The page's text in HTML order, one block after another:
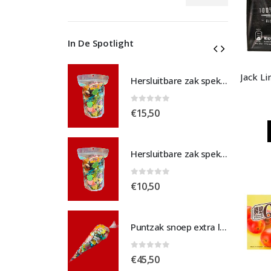
prijs
prijs
In De Spotlight
Hersluitbare zak spek & chocolade large
0out of 5
€15,50
Hersluitbare zak spek & chocolade medium
0out of 5
€10,50
Puntzak snoep extra large
0out of 5
€45,50